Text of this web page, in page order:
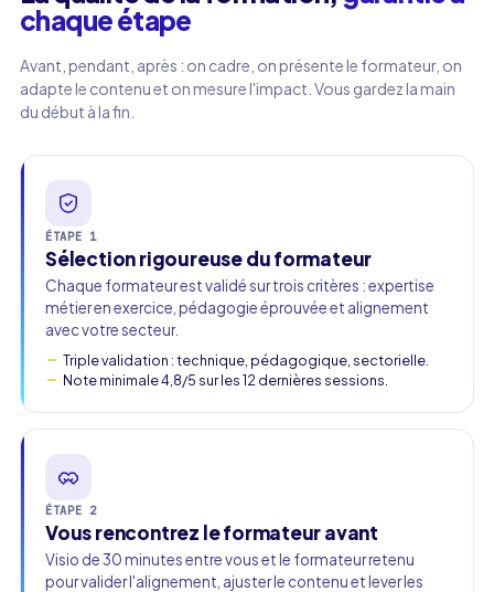
chaque étape
Avant, pendant, après : on cadre, on présente le formateur, on
adapte le contenu et on mesure l'impact. Vous gardez la main
du début à la fin.
ÉTAPE 1
Sélection rigoureuse du formateur
Chaque formateur est validé sur trois critères : expertise
métier en exercice, pédagogie éprouvée et alignement
avec votre secteur.
Triple validation : technique, pédagogique, sectorielle.
Note minimale 4,8/5 sur les 12 dernières sessions.
ÉTAPE 2
Vous rencontrez le formateur avant
Visio de 30 minutes entre vous et le formateur retenu
pour valider l'alignement, ajuster le contenu et lever les